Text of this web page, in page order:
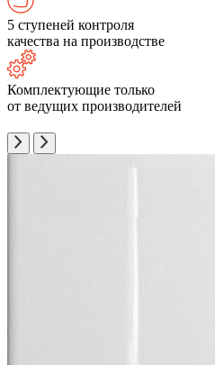
5 ступеней контроля
качества на производстве
Комплектующие только
от ведущих производителей